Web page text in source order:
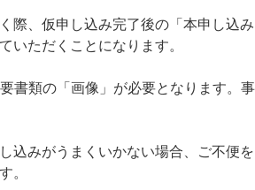
際、仮申し込み完了後の「本申し込
いただくことになります。
書類の「画像」が必要となります。
込みがうまくいかない場合、ご不便
。